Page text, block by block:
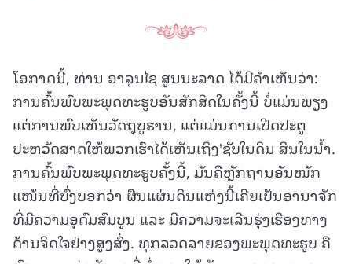
ໂອກາດນີ້, ທ່ານ ອາລຸນໄຊ ສູນນະລາດ ໄດ້ມີຄໍາເຫັນວ່າ:
ການຄົ້ນພົບພະພຸດທະຮູບອັນສັກສິດໃນຄັ້ງນີ້ ບໍ່ແມ່ນພຽງ
ແຕ່ການພົບເຫັນວັດຖຸບູຮານ, ແຕ່ແມ່ນການເປີດປະຕູ
ປະຫວັດສາດໃຫ້ພວກເຮົາໄດ້ເຫັນເຖິງ'ຊັບໃນດິນ ສິນໃນນ້ຳ.
ການຄົ້ນພົບພະພຸດທະຮູບຄັ້ງນີ້, ມັນຄືຫຼັກຖານອັນໜັກ
ແໜ້ນທີ່ບົ່ງບອກວ່າ ຜືນແຜ່ນດິນແຫ່ງນີ້ເຄີຍເປັນອານາຈັກ
ທີ່ມີຄວາມອຸດົມສົມບູນ ແລະ ມີຄວາມຈະເລີນຮຸ່ງເຮືອງທາງ
ດ້ານຈິດໃຈຢ່າງສູງສົ່ງ. ທຸກລວດລາຍຂອງພະພຸດທະຮູບ ຄື